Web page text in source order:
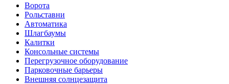
Ворота
Рольставни
Автоматика
Шлагбаумы
Калитки
Консольные системы
Перегрузочное оборудование
Парковочные барьеры
Внешняя солнцезащита